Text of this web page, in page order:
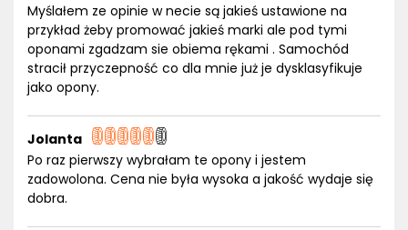
Myślałem ze opinie w necie są jakieś ustawione na
przykład żeby promować jakieś marki ale pod tymi
oponami zgadzam sie obiema rękami . Samochód
stracił przyczepność co dla mnie już je dysklasyfikuje
jako opony.
Jolanta
Po raz pierwszy wybrałam te opony i jestem
zadowolona. Cena nie była wysoka a jakość wydaje się
dobra.